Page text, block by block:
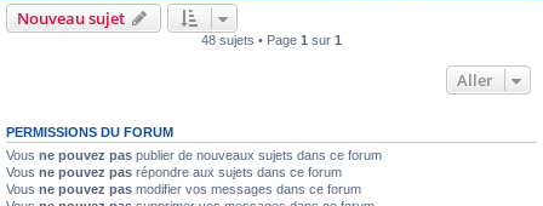
Nouveau sujet
48 sujets • Page 1 sur 1
Aller
PERMISSIONS DU FORUM
Vous ne pouvez pas publier de nouveaux sujets dans ce forum
Vous ne pouvez pas répondre aux sujets dans ce forum
Vous ne pouvez pas modifier vos messages dans ce forum